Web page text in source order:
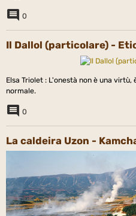
0
Il Dallol (particolare) -
Elsa Triolet : L'onestà non è una
normale.
0
La caldeira Uzon -